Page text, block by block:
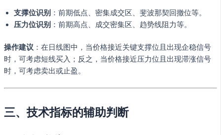
支撑位识别 ：前期低点、密集成交区、斐波那契回撤位等。
压力位识别 ：前期高点、成交密集区、趋势线阻力等。
操作建议 ：在日线图中，当价格接近关键支撑位且出现企稳信号
时，可考虑短线买入；反之，当价格接近压力位且出现滞涨信号
时，可考虑卖出或止盈。
三、技术指标的辅助判断